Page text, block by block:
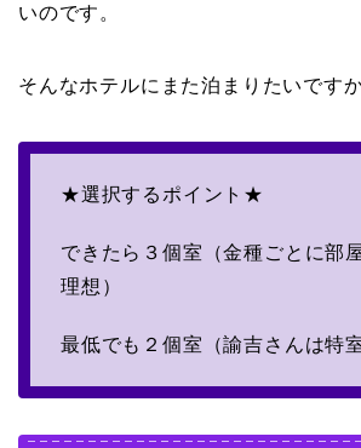
いのです。
そんなホテルにまた泊まりたいです
★選択するポイント★
できたら３個室（金種ごとに部
理想）
最低でも２個室（諭吉さんは特室